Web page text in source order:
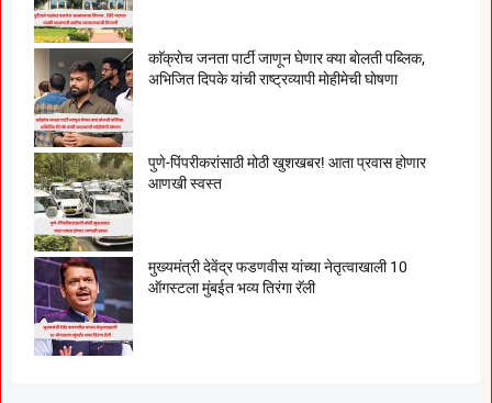
काॅक्राेच जनता पार्टी जाणून घेणार क्या बाेलती पब्लिक,
अभिजित दिपके यांची राष्ट्रव्यापी माेहीमेची घाेषणा
पुणे-पिंपरीकरांसाठी मोठी खुशखबर! आता प्रवास होणार
आणखी स्वस्त
मुख्यमंत्री देवेंद्र फडणवीस यांच्या नेतृत्वाखाली 10
ऑगस्टला मुंबईत भव्य तिरंगा रॅली